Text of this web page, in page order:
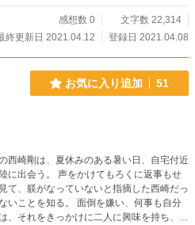
感想数 0
文字数 22,314
終更新日 2021.04.12
登録日 2021.04.08
お気に入り追加 51
西崎剛は、夏休みのある暑い日、自宅付近
もろくに返事もせ
て、躾がなっていないと指摘した西崎だっ
倒を嫌い、何事も自分
、それをきっかけに二人に興味を持ち、自